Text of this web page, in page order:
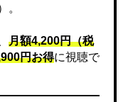
。
月額4,200円（税
円お得に視聴で